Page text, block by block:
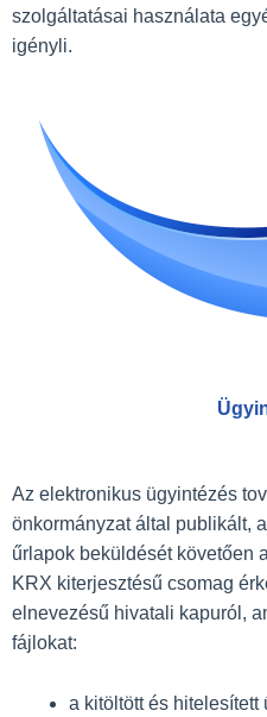
szolgáltatásai használata
igényli.
Az elektronikus ügyintézés
önkormányzat által publikált,
űrlapok beküldését követően
KRX kiterjesztésű csomag
elnevezésű hivatali kapuról,
fájlokat:
a kitöltött és hitelesített